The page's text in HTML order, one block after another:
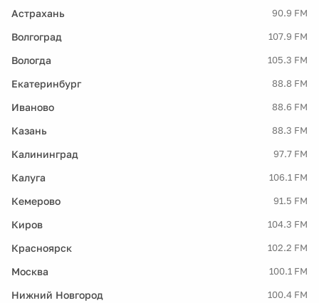
Астрахань 90.9 FM
Волгоград 107.9 FM
Вологда 105.3 FM
Екатеринбург 88.8 FM
Иваново 88.6 FM
Казань 88.3 FM
Калининград 97.7 FM
Калуга 106.1 FM
Кемерово 91.5 FM
Киров 104.3 FM
Красноярск 102.2 FM
Москва 100.1 FM
Нижний Новгород 100.4 FM